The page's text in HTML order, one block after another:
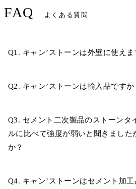
FAQ よくある質問
Q1. キャン’ストーンは外壁に使えま
Q2. キャン’ストーンは輸入品ですか
Q3. セメント二次製品のストーンタ
ルに比べて強度が弱いと聞きました
か？
Q4. キャン’ストーンはセメント加